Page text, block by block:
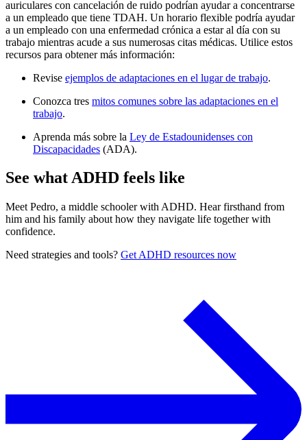
auriculares con cancelación de ruido podrían ayudar a concentrarse
a un empleado que tiene TDAH. Un horario flexible podría ayudar
a un empleado con una enfermedad crónica a estar al día con su
trabajo mientras acude a sus numerosas citas médicas. Utilice estos
recursos para obtener más información:
Revise ejemplos de adaptaciones en el lugar de trabajo.
Conozca tres mitos comunes sobre las adaptaciones en el
trabajo.
Aprenda más sobre la Ley de Estadounidenses con
Discapacidades (ADA).
See what ADHD feels like
Meet Pedro, a middle schooler with ADHD. Hear firsthand from
him and his family about how they navigate life together with
confidence.
Need strategies and tools? Get ADHD resources now